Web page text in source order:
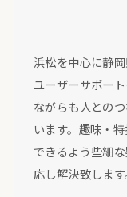
浜松を中心に静
ユーザーサポー
ながらも人との
います。趣味・
できるよう些細
応し解決致します